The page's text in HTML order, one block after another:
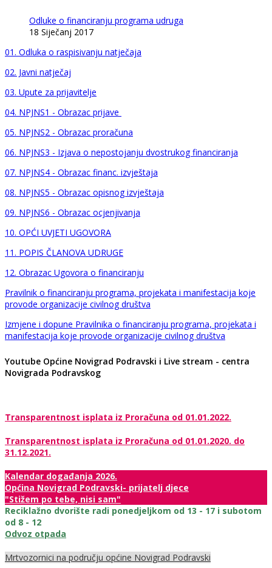
Odluke o financiranju programa udruga
18 Siječanj 2017
01. Odluka o raspisivanju natječaja
02. Javni natječaj
03. Upute za prijavitelje
04. NPJNS1 - Obrazac prijave
05. NPJNS2 - Obrazac proračuna
06. NPJNS3 - Izjava o nepostojanju dvostrukog financiranja
07. NPJNS4 - Obrazac financ. izvještaja
08. NPJNS5 - Obrazac opisnog izvještaja
09. NPJNS6 - Obrazac ocjenjivanja
10. OPĆI UVJETI UGOVORA
11. POPIS ČLANOVA UDRUGE
12. Obrazac Ugovora o financiranju
Pravilnik o financiranju programa, projekata i manifestacija koje
provode organizacije civilnog društva
Izmjene i dopune Pravilnika o financiranju programa, projekata i
manifestacija koje provode organizacije civilnog društva
Youtube Općine Novigrad Podravski i Live stream - centra
Novigrada Podravskog
Transparentnost isplata iz Proračuna od 01.01.2022.
Transparentnost isplata iz Proračuna od 01.01.2020. do
31.12.2021.
Kalendar događanja 2026.
Općina Novigrad Podravski- prijatelj djece
"Stižem po tebe, nisi sam"
Reciklažno dvorište radi ponedjeljkom od 13 - 17 i subotom
od 8 - 12
Odvoz otpada
Mrtvozornici na području općine Novigrad Podravski